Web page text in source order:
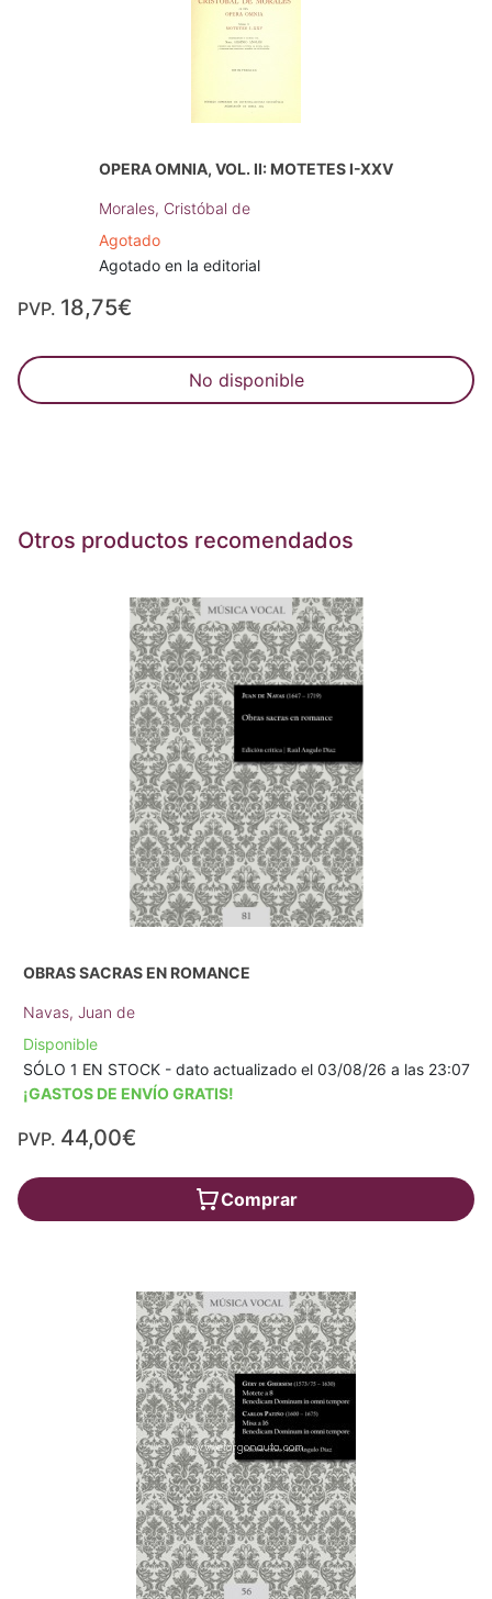
OPERA OMNIA, VOL. II: MOTETES I-XXV
Morales, Cristóbal de
Agotado
Agotado en la editorial
PVP. 18,75€
No disponible
Otros productos recomendados
OBRAS SACRAS EN ROMANCE
Navas, Juan de
Disponible
SÓLO 1 EN STOCK - dato actualizado el 03/08/26 a las 23:07
¡GASTOS DE ENVÍO GRATIS!
PVP. 44,00€
Comprar